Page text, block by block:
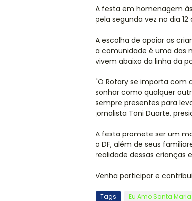
A festa em homenagem
pela segunda vez no dia
A escolha de apoiar as
a comunidade é uma das
vivem abaixo da linha da
"O Rotary se importa com
sonhar como qualquer
sempre presentes para
jornalista Toni Duarte,
A festa promete ser um
o DF, além de seus
realidade dessas crianças
Venha participar e
Tags Eu Amo Santa Maria